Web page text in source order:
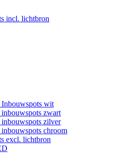
incl. lichtbron
wit
zwart
zilver
chroom
excl. lichtbron